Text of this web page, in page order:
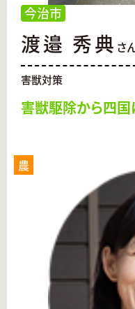
今治市
渡邉 秀典 さ
害獣対策
害獣駆除から四
農